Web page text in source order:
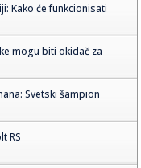
Kako će funkcionisati
mogu biti okidač za
Svetski šampion
RS